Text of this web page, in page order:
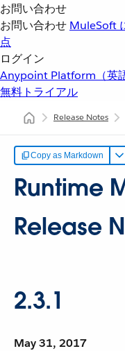
お問い合わせ
お問い合わせ MuleSoft
点
ログイン
Anypoint Platform（英
無料トライアル
Release Notes
Copy as Markdown
Runtime
Release
2.3.1
May 31, 2017